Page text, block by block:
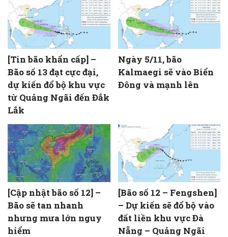
[Tin bão khẩn cấp] –
Bão số 13 đạt cực đại,
dự kiến đổ bộ khu vực
từ Quảng Ngãi đến Đắk
Lắk
Ngày 5/11, bão
Kalmaegi sẽ vào Biển
Đông và mạnh lên
[Cập nhật bão số 12] –
Bão sẽ tan nhanh
nhưng mưa lớn nguy
hiểm
[Bão số 12 – Fengshen]
– Dự kiến sẽ đổ bộ vào
đất liền khu vực Đà
Nẵng – Quảng Ngãi